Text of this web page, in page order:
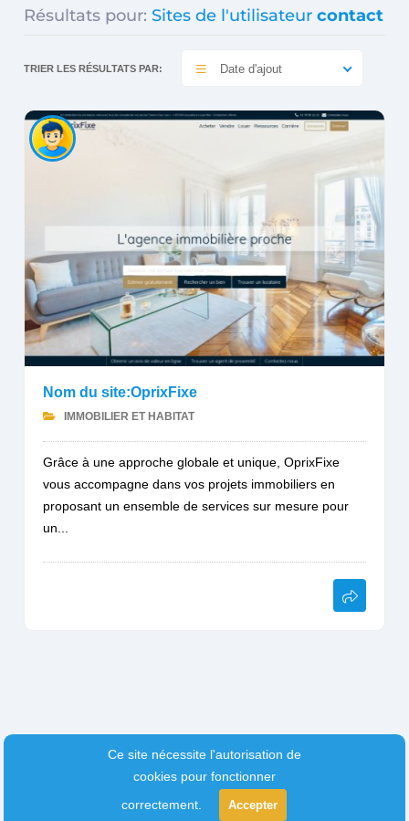
Résultats pour: Sites de l'utilisateur contact
TRIER LES RÉSULTATS PAR: Date d'ajout
Nom du site:OprixFixe
IMMOBILIER ET HABITAT
Grâce à une approche globale et unique, OprixFixe
vous accompagne dans vos projets immobiliers en
proposant un ensemble de services sur mesure pour
un...
Ce site nécessite l'autorisation de
cookies pour fonctionner
correctement.
Accepter